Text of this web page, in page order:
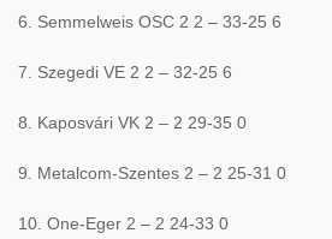
6. Semmelweis OSC 2 2 – 33-25 6
7. Szegedi VE 2 2 – 32-25 6
8. Kaposvári VK 2 – 2 29-35 0
9. Metalcom-Szentes 2 – 2 25-31 0
10. One-Eger 2 – 2 24-33 0